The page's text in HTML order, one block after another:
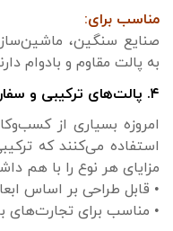
مناسب برای:
صنایع سنگین،
به پالت مقاوم و بادوام
۴. پالت‌های ترکیبی و سفارشی
امروزه بسیاری از
استفاده می‌کنند که
مزایای هر نوع را با هم
• قابل طراحی بر اساس
• مناسب برای تجارت‌های